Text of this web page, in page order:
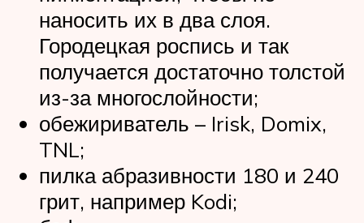
наносить их в два слоя.
Городецкая роспись и так
получается достаточно толстой
из-за многослойности;
обежириватель – Irisk, Domix,
TNL;
пилка абразивности 180 и 240
грит, например Kodi;